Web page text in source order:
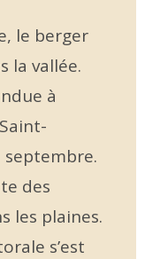
le berger
la vallée.
à
septembre.
des
les plaines.
s’est